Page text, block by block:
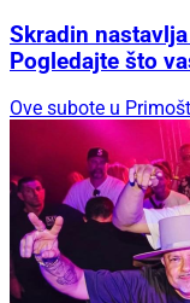
Skradin
Pogledajte što
Ove subote u